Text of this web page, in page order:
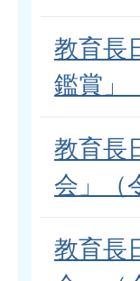
教育長
鑑賞」
教育長
会」（
教育長